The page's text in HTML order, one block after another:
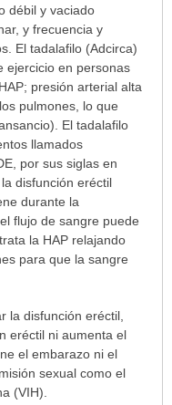
débil y vaciado
y frecuencia y
El tadalafilo (Adcirca)
ejercicio en personas
presión arterial alta
pulmones, lo que
El tadalafilo
llamados
por sus siglas en
disfunción eréctil
durante la
flujo de sangre puede
la HAP relajando
para que la sangre
la disfunción eréctil,
eréctil ni aumenta el
el embarazo ni el
sexual como el
(VIH).